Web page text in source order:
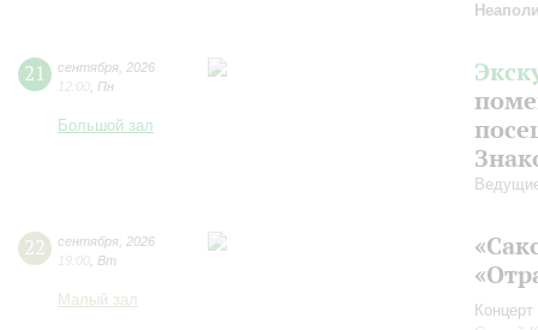
21 сентября 2026
12:00 Пн
Большой зал
22 сентября 2026
19:00 Вт
Малый зал